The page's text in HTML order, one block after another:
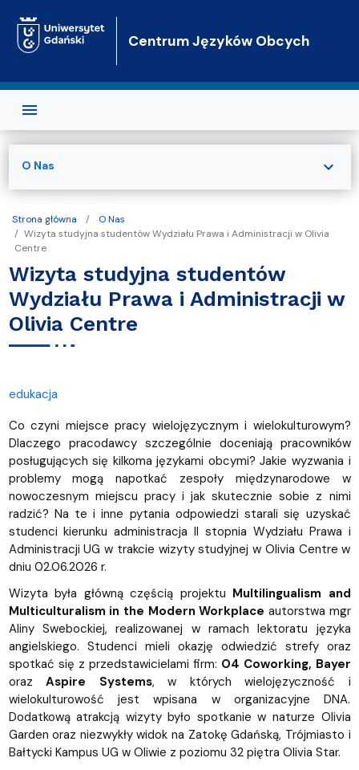
Centrum Języków Obcych
Strona główna
O Nas
Wizyta studyjna studentów Wydziału Prawa i Administracji w Olivia
Centre
Wizyta studyjna studentów
Wydziału Prawa i Administracji w
Olivia Centre
edukacja
Co czyni miejsce pracy wielojęzycznym i wielokulturowym?
Dlaczego pracodawcy szczególnie doceniają pracowników
posługujących się kilkoma językami obcymi? Jakie wyzwania i
problemy mogą napotkać zespoły międzynarodowe w
nowoczesnym miejscu pracy i jak skutecznie sobie z nimi
radzić? Na te i inne pytania odpowiedzi starali się uzyskać
studenci kierunku administracja II stopnia Wydziału Prawa i
Administracji UG w trakcie wizyty studyjnej w Olivia Centre w
dniu 02.06.2026 r.
Wizyta była główną częścią projektu Multilingualism and
Multiculturalism in the Modern Workplace autorstwa mgr
Aliny Swebockiej, realizowanej w ramach lektoratu języka
angielskiego. Studenci mieli okazję odwiedzić strefy oraz
spotkać się z przedstawicielami firm: O4 Coworking, Bayer
oraz Aspire Systems, w których wielojęzyczność i
wielokulturowość jest wpisana w organizacyjne DNA.
Dodatkową atrakcją wizyty było spotkanie w naturze Olivia
Garden oraz niezwykły widok na Zatokę Gdańską, Trójmiasto i
Bałtycki Kampus UG w Oliwie z poziomu 32 piętra Olivia Star.
O Nas expand_more